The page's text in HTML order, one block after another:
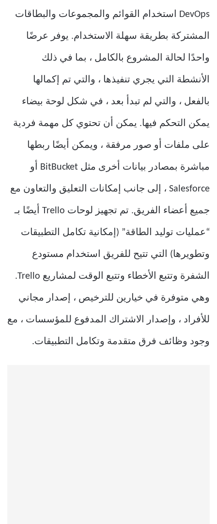
DevOps استخدام القوائم والمجموعات والبطاقات
المشتركة بطريقة سهلة الاستخدام. يوفر عرضًا
واحدًا لحالة المشروع بالكامل ، بما في ذلك
الأنشطة التي يجري تنفيذها ، والتي تم إكمالها
بالفعل ، والتي لم تبدأ بعد ، في شكل لوحة بيضاء
يمكن التحكم فيها. يمكن أن تحتوي كل مهمة فردية
على ملفات أو صور مرفقة ، ويمكن أيضًا ربطها
مباشرة بمصادر بيانات أخرى مثل BitBucket أو
Salesforce ، إلى جانب إمكانات التعليق والتعاون مع
جميع أعضاء الفريق. تم تجهيز لوحات Trello أيضًا بـ
“عمليات توليد الطاقة” (إمكانية تكامل التطبيقات
وتطويرها) التي تتيح للفريق استخدام مستودع
الشفرة وتتبع الأخطاء وتتبع الوقت لمشاريع Trello.
وهي متوفرة في خيارين للترخيص ، إصدار مجاني
للأفراد ، وإصدار الاشتراك المدفوع للمؤسسات ، مع
وجود وظائف فرق متقدمة وتكامل التطبيقات.